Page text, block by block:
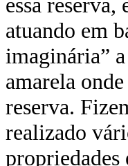
essa reserva,
atuando em
imaginária”
amarela
reserva.
realizado